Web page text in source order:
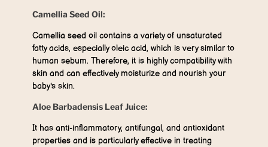
Camellia Seed Oil:
Camellia seed oil contains a variety of unsaturated
fatty acids, especially oleic acid, which is very similar to
human sebum. Therefore, it is highly compatibility with
skin and can effectively moisturize and nourish your
baby's skin.
Aloe Barbadensis Leaf Juice:
It has anti-inflammatory, antifungal, and antioxidant
properties and is particularly effective in treating